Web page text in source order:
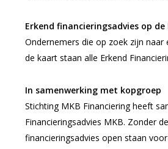
Erkend financieringsadvies op
Ondernemers die op zoek zijn
de kaart staan alle Erkend
In samenwerking met kopgroep
Stichting MKB Financiering heeft
Financieringsadvies MKB. Zonder
financieringsadvies open staan